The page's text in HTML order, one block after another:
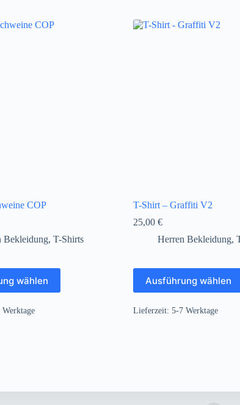
COP
Bekleidung, T-Shirts
wählen
Werktage
T-Shirt – Graffiti V2
25,00 €
Herren Bekleidung,
Ausführung wählen
Dieses
Produkt
weist
mehrere
Varianten
Produktseite
Lieferzeit: 5-7 Werktage